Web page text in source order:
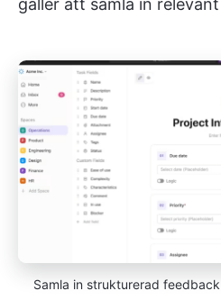
gäller att samla in
Samla in strukturerad